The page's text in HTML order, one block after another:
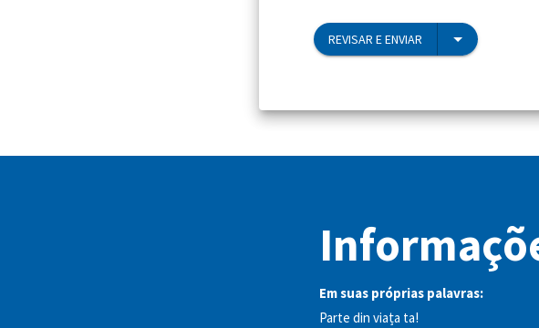
REVISAR E ENVIAR
Em suas próprias palavras:
Parte din viața ta!